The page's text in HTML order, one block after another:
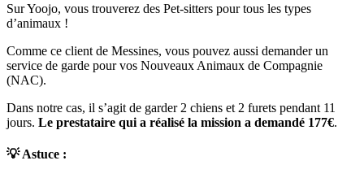
Sur Yoojo, vous trouverez des Pet-sitters pour tous les types
d’animaux !
Comme ce client de Messines, vous pouvez aussi demander un
service de garde pour vos Nouveaux Animaux de Compagnie
(NAC).
Dans notre cas, il s’agit de garder 2 chiens et 2 furets pendant 11
jours. Le prestataire qui a réalisé la mission a demandé 177€.
💡 Astuce :